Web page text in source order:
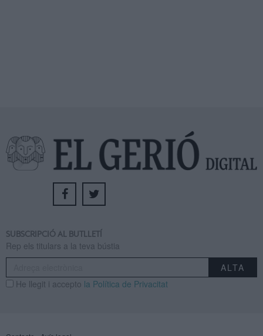
SUBSCRIPCIÓ AL BUTLLETÍ
Rep els titulars a la teva bústia
He llegit i accepto la Política de Privacitat